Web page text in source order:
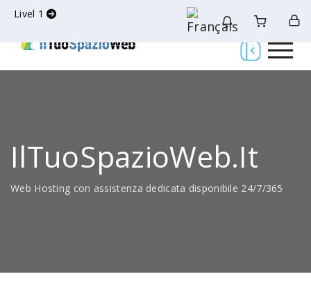
Livel 1
IlTuoSpazioWeb.it
Web Hosting con assistenza dedicata disponibile 24/7/365